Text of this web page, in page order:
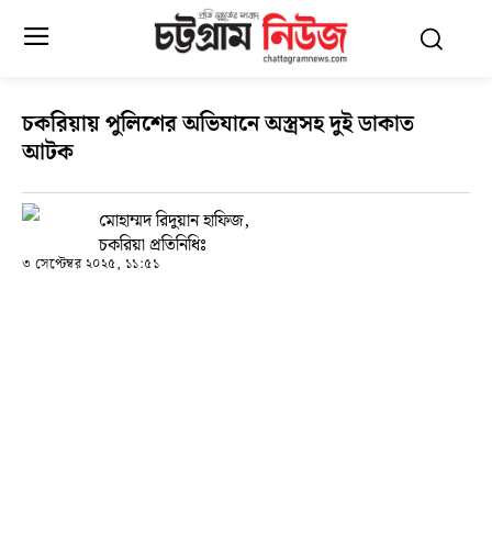
চকরিয়ায় পুলিশের অভিযানে অস্ত্রসহ দুই ডাকাত
আটক
মোহাম্মদ রিদুয়ান হাফিজ,
চকরিয়া প্রতিনিধিঃ
৩ সেপ্টেম্বর ২০২৫, ১১:৫১